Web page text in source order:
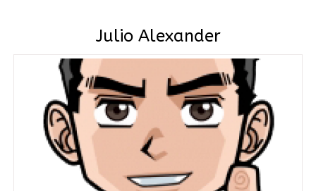
Julio Alexander